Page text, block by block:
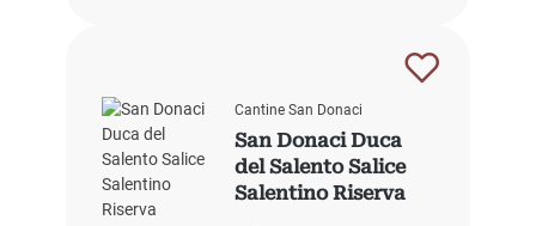
Cantine San Donaci
San Donaci Duca
del Salento Salice
Salentino Riserva